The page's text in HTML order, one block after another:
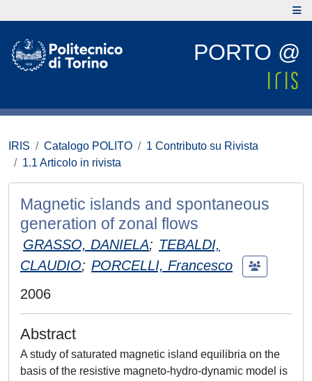
PORTO @
IRIS Catalogo POLITO
1 Contributo su Rivista
1.1 Articolo in rivista
Magnetic islands and spontaneous
generation of zonal flows
GRASSO, DANIELA; TEBALDI,
CLAUDIO; PORCELLI, Francesco
2006
Abstract
A study of saturated magnetic island equilibria on the
basis of the resistive magneto-hydro-dynamic model is